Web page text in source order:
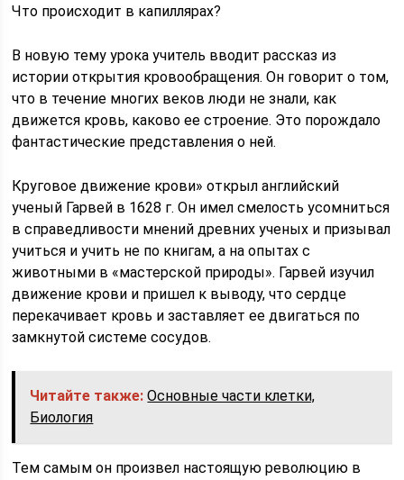
Что происходит в капиллярах?
В новую тему урока учитель вводит рассказ из
истории открытия кровообращения. Он говорит о том,
что в течение многих веков люди не знали, как
движется кровь, каково ее строение. Это порождало
фантастические представления о ней.
Круговое движение крови» открыл английский
ученый Гарвей в 1628 г. Он имел смелость усомниться
в справедливости мнений древних ученых и призывал
учиться и учить не по книгам, а на опытах с
животными в «мастерской природы». Гарвей изучил
движение крови и пришел к выводу, что сердце
перекачивает кровь и заставляет ее двигаться по
замкнутой системе сосудов.
Читайте также: Основные части клетки,
Биология
Тем самым он произвел настоящую революцию в